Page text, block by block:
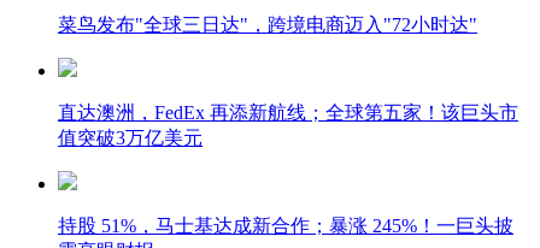
菜鸟发布"全球三日达"，跨境电商迈入"72小时达"
直达澳洲，FedEx 再添新航线；全球第五家！该巨头市
值突破3万亿美元
持股 51%，马士基达成新合作；暴涨 245%！一巨头披